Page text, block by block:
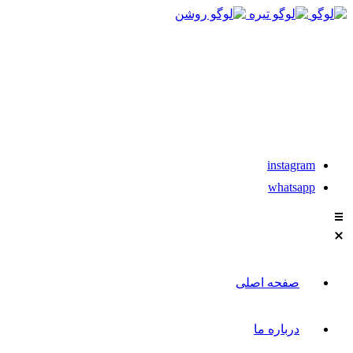
instagram
whatsapp
صفحه اصلی
درباره ما